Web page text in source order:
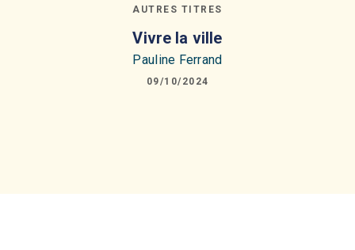
AUTRES TITRES
Vivre la ville
Pauline Ferrand
09/10/2024